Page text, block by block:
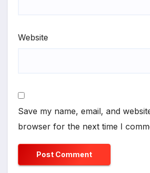
Website
Save my name, email, and
browser for the next time I